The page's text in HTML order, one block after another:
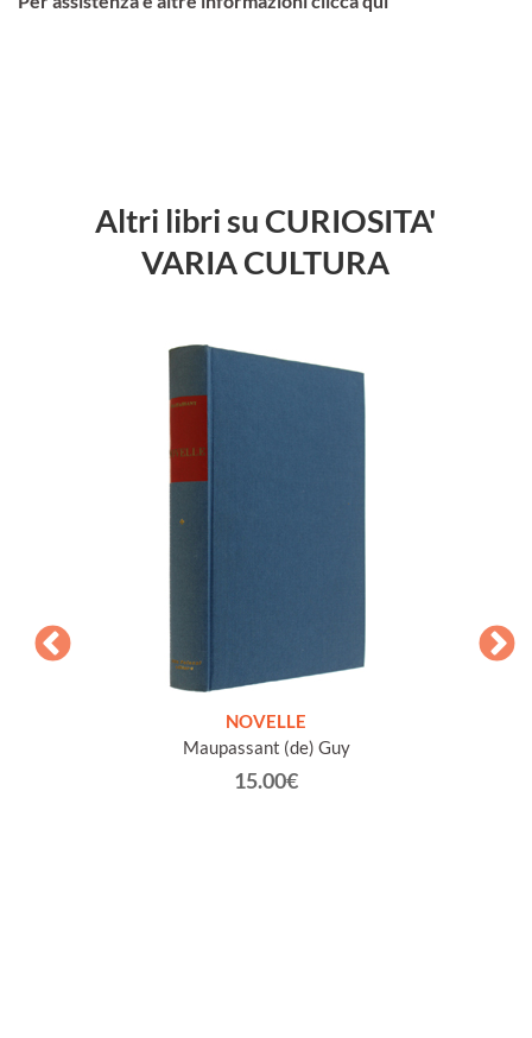
Altri libri su CURIOSITA'
VARIA CULTURA
NOVELLE
Maupassant (de) Guy
15.00€